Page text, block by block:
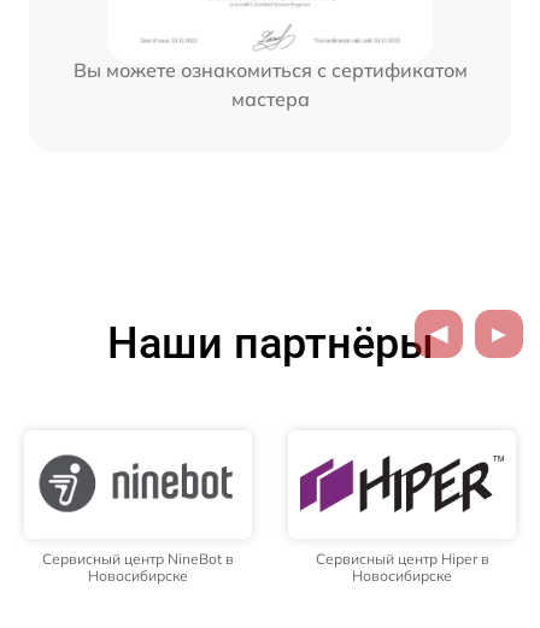
Вы можете ознакомиться с сертификатом
мастера
Наши партнёры
Сервисный центр NineBot в
Новосибирске
Сервисный центр Hiper в
Новосибирске